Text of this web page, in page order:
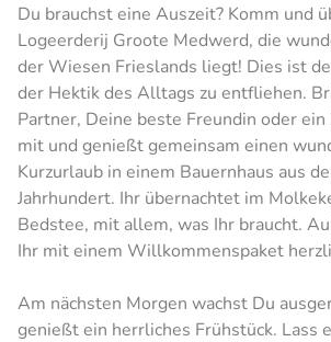
Du brauchst eine Auszeit? Komm und
Logeerderij Groote Medwerd, die
der Wiesen Frieslands liegt! Dies ist
der Hektik des Alltags zu entfliehen.
Partner, Deine beste Freundin oder
mit und genießt gemeinsam einen
Kurzurlaub in einem Bauernhaus aus
Jahrhundert. Ihr übernachtet im
Bedstee, mit allem, was Ihr braucht.
Ihr mit einem Willkommenspaket
Am nächsten Morgen wachst Du
genießt ein herrliches Frühstück. Lass